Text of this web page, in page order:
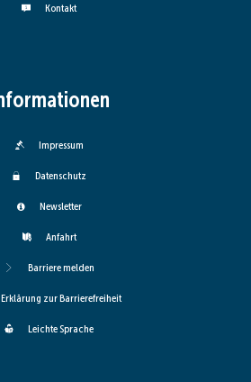
Kontakt
Impressum
Datenschutz
Newsletter
Anfahrt
Barriere melden
Erklärung zur Barrierefreiheit
Leichte Sprache